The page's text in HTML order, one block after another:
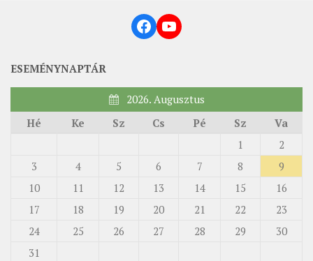
Facebook
YouTube
ESEMÉNYNAPTÁR
2026. Augusztus
Hé
Ke Sz Cs Pé Sz Va
1
2
3
4 5 6 7 8
9
10
11 12 13 14 15
16
17
18 19 20 21 22
23
24
25 26 27 28 29
30
31